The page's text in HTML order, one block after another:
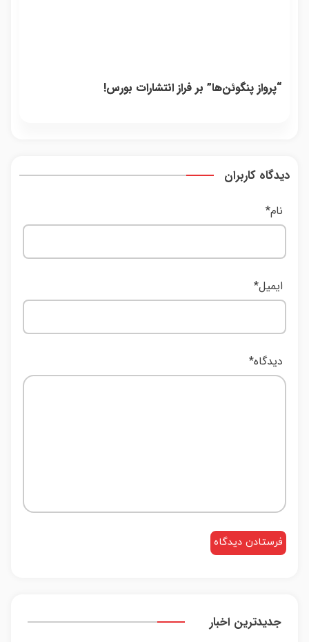
جدیدترین اخبار
“پرواز پنگوئن‌ها” بر فراز انتشارات بورس!
دیدگاه کاربران
دیدگاه*
نام*
ایمیل*